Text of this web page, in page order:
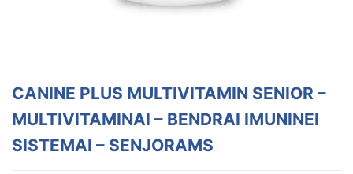
CANINE PLUS MULTIVITAMIN SENIOR –
MULTIVITAMINAI – BENDRAI IMUNINEI
SISTEMAI – SENJORAMS